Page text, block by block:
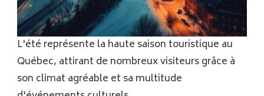
L'été représente la haute saison touristique au
Québec, attirant de nombreux visiteurs grâce à
son climat agréable et sa multitude